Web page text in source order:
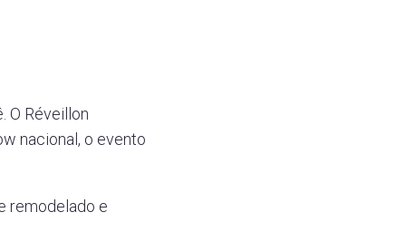
O Réveillon
nacional, o evento
remodelado e